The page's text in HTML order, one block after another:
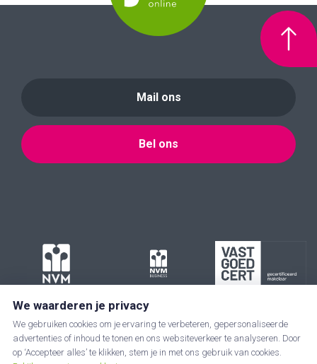
Mail ons
Bel ons
We waarderen je privacy
We gebruiken cookies om je ervaring te verbeteren, gepersonaliseerde
advertenties of inhoud te tonen en ons websiteverkeer te analyseren. Door
op ‘Accepteer alles’ te klikken, stem je in met ons gebruik van cookies.